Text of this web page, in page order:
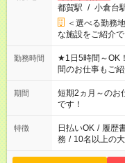
都賀駅 / 小倉台
＜選べる勤務
な施設をご紹介で
勤務時間
★1日5時間～OK
間のお仕事もご
庭の都合でお休
週最低15時間以
期間
短期2ヵ月～の
です！
特徴 日払いOK / 履歴
務 / 10名以上の